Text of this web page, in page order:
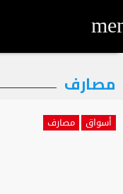
التصنيف:
مصارف
مصارف
أسواق مصارف